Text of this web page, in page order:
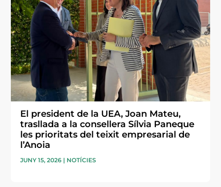
El president de la UEA, Joan Mateu,
trasllada a la consellera Sílvia Paneque
les prioritats del teixit empresarial de
l’Anoia
JUNY 15, 2026 | NOTÍCIES